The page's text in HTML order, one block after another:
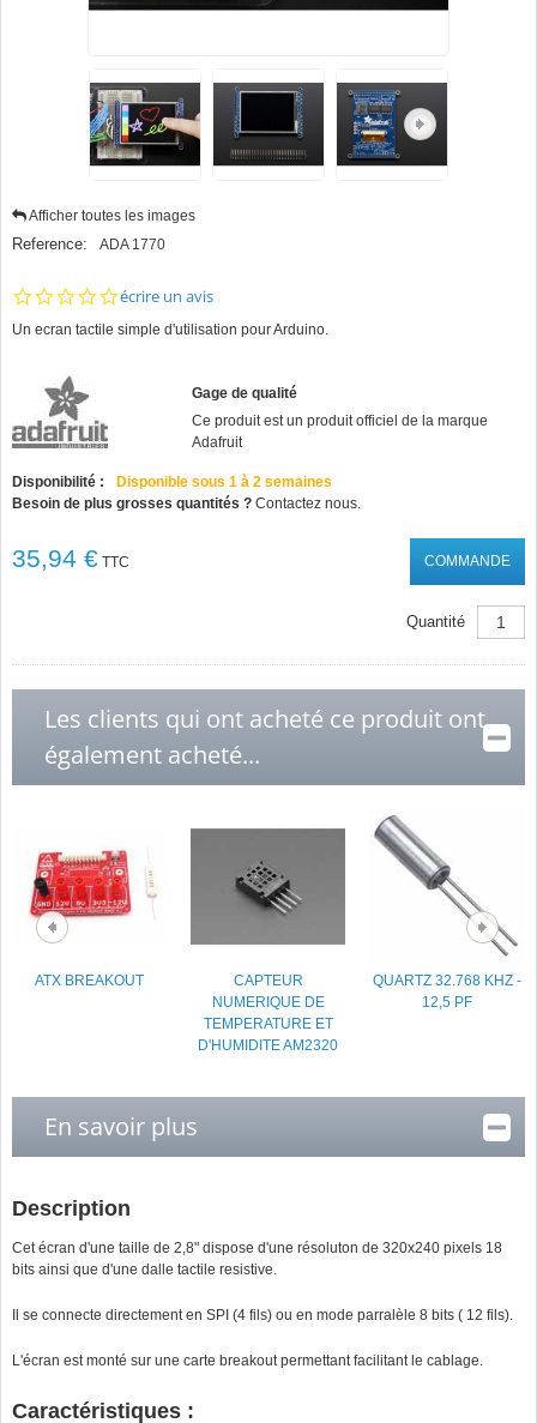
Afficher toutes les images
Reference: ADA 1770
0.0
rating
écrire un avis
Un ecran tactile simple d'utilisation pour Arduino.
Gage de qualité
Ce produit est un produit officiel de la marque
Adafruit
Disponibilité :
Disponible sous 1 à 2 semaines
Besoin de plus grosses quantités ?Contactez nous.
35,94 € TTC COMMANDE
Quantité
Les clients qui ont acheté ce produit ont
également acheté...
ATX BREAKOUT
CAPTEUR
NUMERIQUE DE
TEMPERATURE ET
D'HUMIDITE AM2320
QUARTZ 32.768 KHZ -
12,5 PF
En savoir plus
Description
Cet écran d'une taille de 2,8" dispose d'une résoluton de 320x240 pixels 18
bits ainsi que d'une dalle tactile resistive.
Il se connecte directement en SPI (4 fils) ou en mode parralèle 8 bits ( 12 fils).
L'écran est monté sur une carte breakout permettant facilitant le cablage.
Caractéristiques :